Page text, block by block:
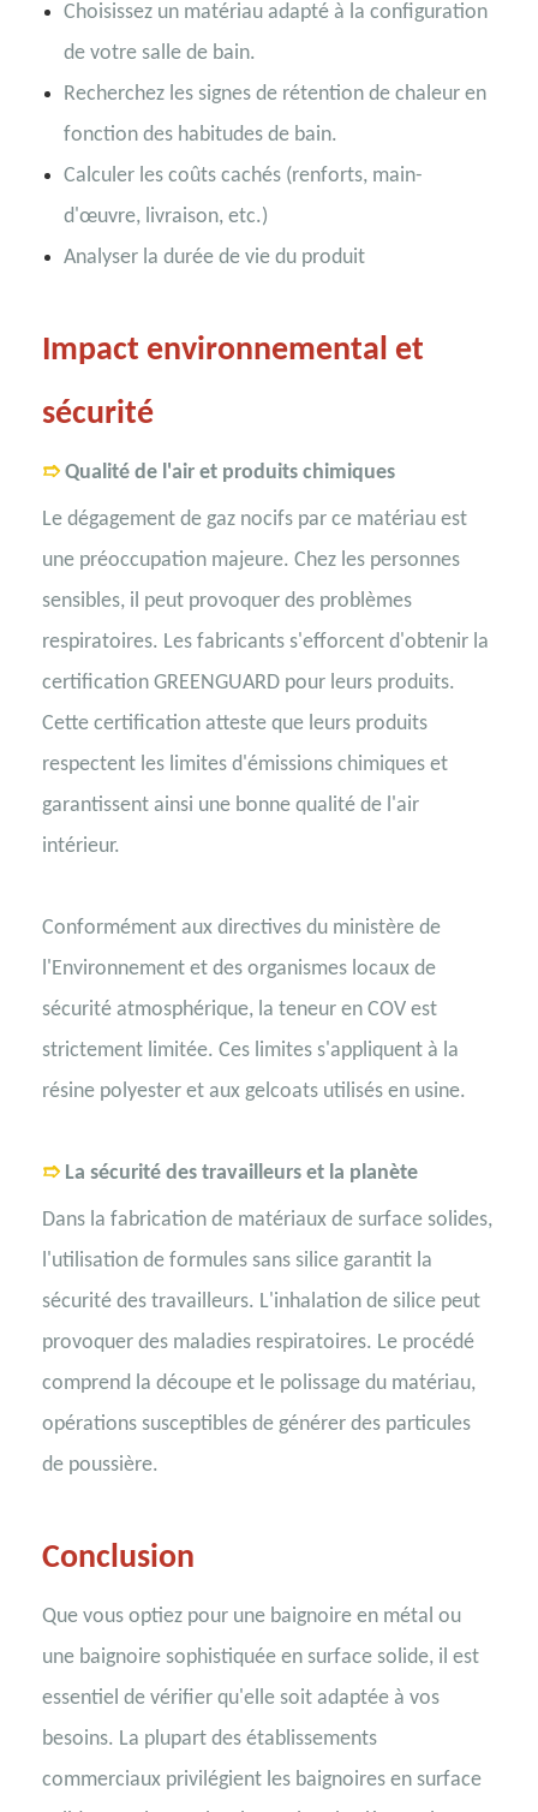
Choisissez un matériau adapté à la configuration
de votre salle de bain.
Recherchez les signes de rétention de chaleur en
fonction des habitudes de bain.
Calculer les coûts cachés (renforts, main-
d'œuvre, livraison, etc.)
Analyser la durée de vie du produit
Impact environnemental et
sécurité
➱ Qualité de l'air et produits chimiques
Le dégagement de gaz nocifs par ce matériau est
une préoccupation majeure. Chez les personnes
sensibles, il peut provoquer des problèmes
respiratoires. Les fabricants s'efforcent d'obtenir la
certification GREENGUARD pour leurs produits.
Cette certification atteste que leurs produits
respectent les limites d'émissions chimiques et
garantissent ainsi une bonne qualité de l'air
intérieur.
Conformément aux directives du ministère de
l'Environnement et des organismes locaux de
sécurité atmosphérique, la teneur en COV est
strictement limitée. Ces limites s'appliquent à la
résine polyester et aux gelcoats utilisés en usine.
➱ La sécurité des travailleurs et la planète
Dans la fabrication de matériaux de surface solides,
l'utilisation de formules sans silice garantit la
sécurité des travailleurs. L'inhalation de silice peut
provoquer des maladies respiratoires. Le procédé
comprend la découpe et le polissage du matériau,
opérations susceptibles de générer des particules
de poussière.
Conclusion
Que vous optiez pour une baignoire en métal ou
une baignoire sophistiquée en surface solide, il est
essentiel de vérifier qu'elle soit adaptée à vos
besoins. La plupart des établissements
commerciaux privilégient les baignoires en surface